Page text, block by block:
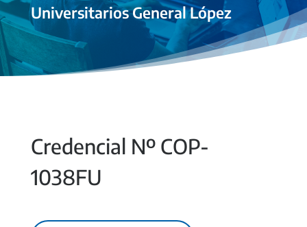
Universitarios General López
Credencial Nº COP-
1038FU